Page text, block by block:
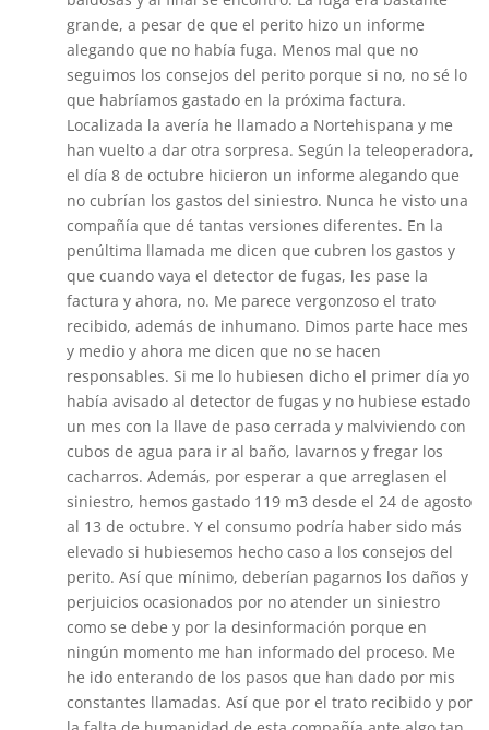
grande, a pesar de que el perito hizo un informe
alegando que no había fuga. Menos mal que no
seguimos los consejos del perito porque si no, no sé lo
que habríamos gastado en la próxima factura.
Localizada la avería he llamado a Nortehispana y me
han vuelto a dar otra sorpresa. Según la teleoperadora,
el día 8 de octubre hicieron un informe alegando que
no cubrían los gastos del siniestro. Nunca he visto una
compañía que dé tantas versiones diferentes. En la
penúltima llamada me dicen que cubren los gastos y
que cuando vaya el detector de fugas, les pase la
factura y ahora, no. Me parece vergonzoso el trato
recibido, además de inhumano. Dimos parte hace mes
y medio y ahora me dicen que no se hacen
responsables. Si me lo hubiesen dicho el primer día yo
había avisado al detector de fugas y no hubiese estado
un mes con la llave de paso cerrada y malviviendo con
cubos de agua para ir al baño, lavarnos y fregar los
cacharros. Además, por esperar a que arreglasen el
siniestro, hemos gastado 119 m3 desde el 24 de agosto
al 13 de octubre. Y el consumo podría haber sido más
elevado si hubiesemos hecho caso a los consejos del
perito. Así que mínimo, deberían pagarnos los daños y
perjuicios ocasionados por no atender un siniestro
como se debe y por la desinformación porque en
ningún momento me han informado del proceso. Me
he ido enterando de los pasos que han dado por mis
constantes llamadas. Así que por el trato recibido y por